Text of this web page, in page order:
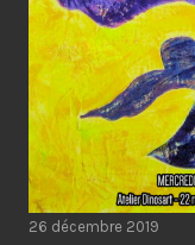
26 décembre 2019